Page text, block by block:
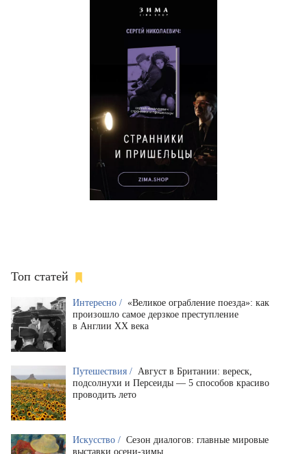
Топ статей
Интересно / «Великое ограбление поезда»: как
произошло самое дерзкое преступление
в Англии XX века
Путешествия / Август в Британии: вереск,
подсолнухи и Персеиды — 5 способов красиво
проводить лето
Искусство / Сезон диалогов: главные мировые
выставки осени-зимы